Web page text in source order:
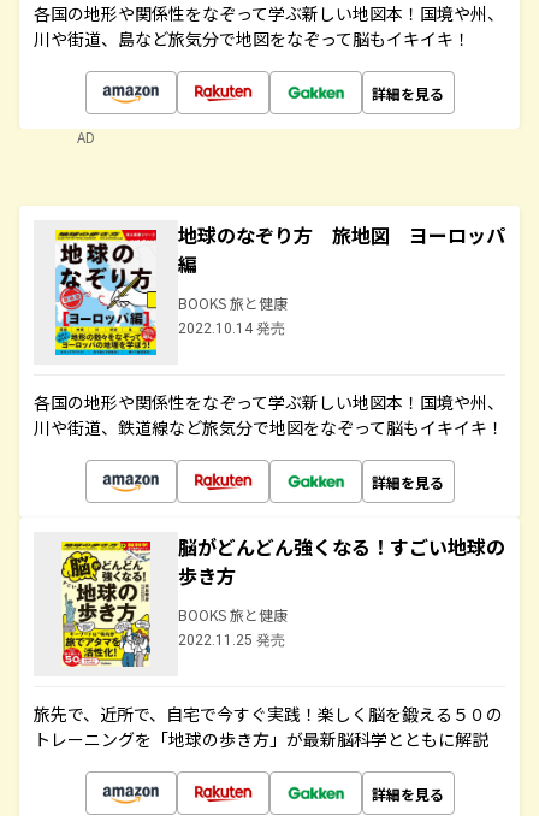
各国の地形や関係性をなぞって学ぶ新しい地図本！国境や州、
川や街道、島など旅気分で地図をなぞって脳もイキイキ！
詳細を見る
AD
地球のなぞり方 旅地図 ヨーロッパ
編
BOOKS 旅と健康
2022.10.14 発売
各国の地形や関係性をなぞって学ぶ新しい地図本！国境や州、
川や街道、鉄道線など旅気分で地図をなぞって脳もイキイキ！
詳細を見る
脳がどんどん強くなる！すごい地球の
歩き方
BOOKS 旅と健康
2022.11.25 発売
旅先で、近所で、自宅で今すぐ実践！楽しく脳を鍛える５０の
トレーニングを「地球の歩き方」が最新脳科学とともに解説
詳細を見る